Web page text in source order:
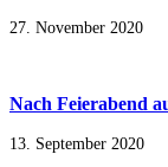
27. November 2020
Nach Feierabend
13. September 2020